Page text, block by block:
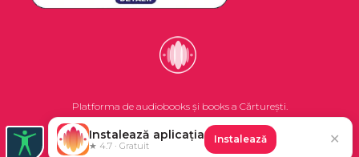
Platforma de audiobooks și books a Cărturești.
©2026 Nemo EPG SRL. Toate drepturile rezervate.
Instalează aplicația
★ 4.7 · Gratuit
Instalează ✕